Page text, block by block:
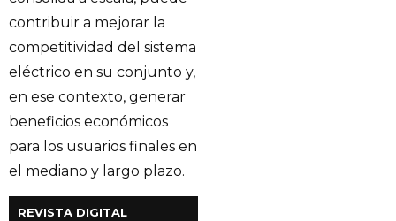
contribuir a mejorar la
competitividad del sistema
eléctrico en su conjunto y,
en ese contexto, generar
beneficios económicos
para los usuarios finales en
el mediano y largo plazo.
REVISTA DIGITAL